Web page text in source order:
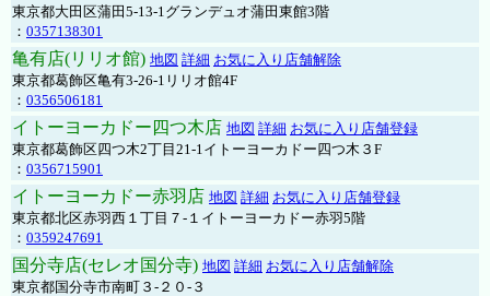
東京都大田区蒲田5-13-1グランデュオ蒲田東館3階
： 0357138301
亀有店(リリオ館) 地図 詳細 お気に入り店舗解除
東京都葛飾区亀有3-26-1リリオ館4F
： 0356506181
イトーヨーカドー四つ木店 地図 詳細 お気に入り店舗登録
東京都葛飾区四つ木2丁目21-1イトーヨーカドー四つ木３F
： 0356715901
イトーヨーカドー赤羽店 地図 詳細 お気に入り店舗登録
東京都北区赤羽西１丁目７-１イトーヨーカドー赤羽5階
： 0359247691
国分寺店(セレオ国分寺) 地図 詳細 お気に入り店舗解除
東京都国分寺市南町３-２０-３